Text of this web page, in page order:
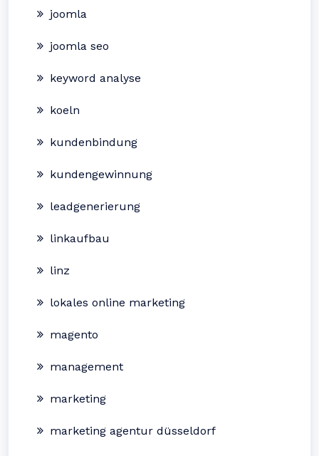
joomla
joomla seo
keyword analyse
koeln
kundenbindung
kundengewinnung
leadgenerierung
linkaufbau
linz
lokales online marketing
magento
management
marketing
marketing agentur düsseldorf